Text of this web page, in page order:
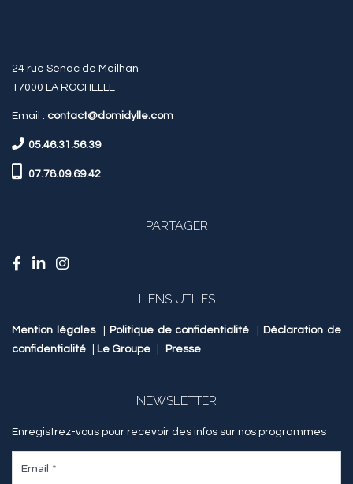
24 rue Sénac de Meilhan
17000 LA ROCHELLE
Email : contact@domidylle.com
05.46.31.56.39
07.78.09.69.42
PARTAGER
LIENS UTILES
Mention légales Politique de confidentialité
Déclaration de
confidentialité
Le Groupe Presse
NEWSLETTER
Enregistrez-vous pour recevoir des infos sur nos programmes